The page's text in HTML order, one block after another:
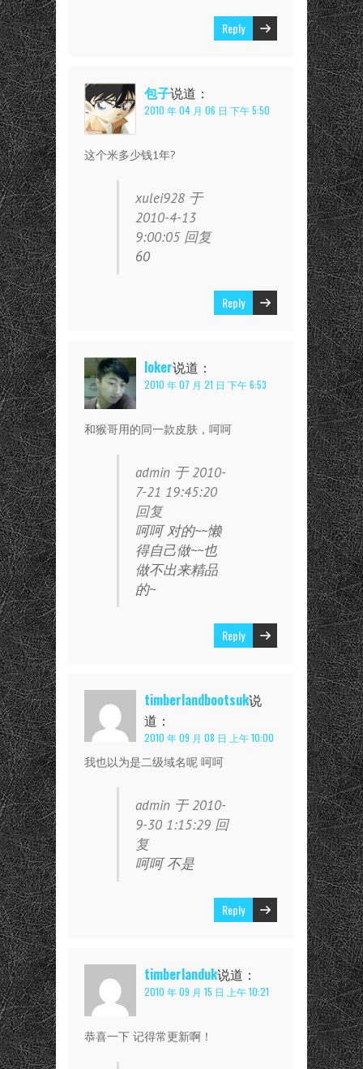
Reply
包子说道：
2010 年 04 月 06 日 下午 5:50
这个米多少钱1年?
xulei928 于
2010-4-13
9:00:05 回复
60
Reply
loker说道：
2010 年 07 月 21 日 下午 6:53
和猴哥用的同一款皮肤，呵呵
admin 于 2010-
7-21 19:45:20
回复
呵呵 对的~~懒
得自己做~~也
做不出来精品
的~
Reply
timberlandbootsuk说
道：
2010 年 09 月 08 日 上午 10:00
我也以为是二级域名呢 呵呵
admin 于 2010-
9-30 1:15:29 回
复
呵呵 不是
Reply
timberlanduk说道：
2010 年 09 月 15 日 上午 10:21
恭喜一下 记得常更新啊！